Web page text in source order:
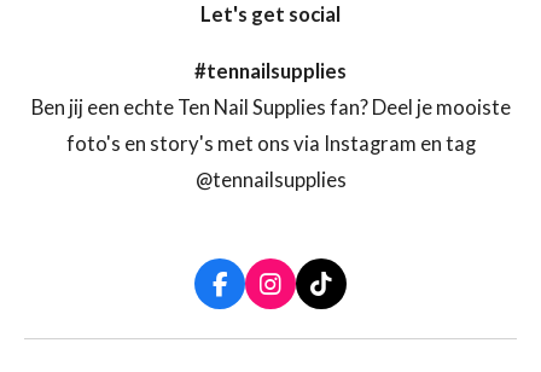
Let's get social
#tennailsupplies
Ben jij een echte Ten Nail Supplies fan? Deel je mooiste
foto's en story's met ons via Instagram en tag
@tennailsupplies
F
a
c
I
n
s
T
i
k